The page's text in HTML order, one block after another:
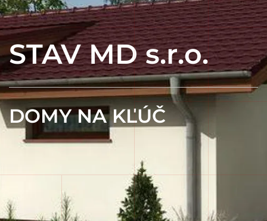
STAV MD s.r.o.
DOMY NA KĽÚČ